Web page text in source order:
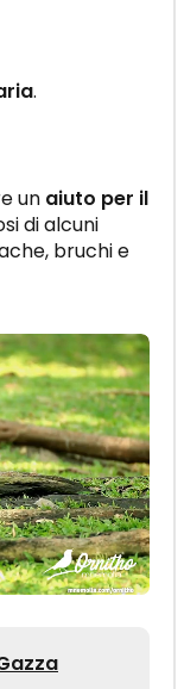
.
un aiuto per il
di alcuni
bruchi e